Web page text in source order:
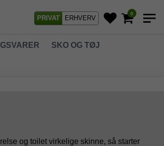
PRIVAT ERHVERV
0
SKO OG TØJ
og toilet virkelige skinne, så starter